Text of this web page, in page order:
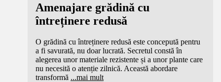
Amenajare grădină cu
întreținere redusă
O grădină cu întreținere redusă este concepută pentru
a fi savurată, nu doar lucrată. Secretul constă în
alegerea unor materiale rezistente și a unor plante care
nu necesită o atenție zilnică. Această abordare
transformă ...mai mult